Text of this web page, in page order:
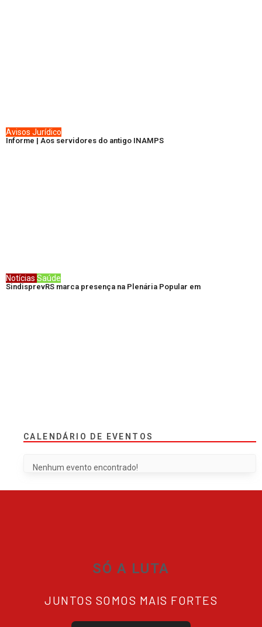
Avisos Jurídico
Informe | Aos servidores do antigo INAMPS
Notícias Saúde
SindisprevRS marca presença na Plenária Popular em
CALENDÁRIO DE EVENTOS
Nenhum evento encontrado!
SÓ A LUTA
JUNTOS SOMOS MAIS FORTES